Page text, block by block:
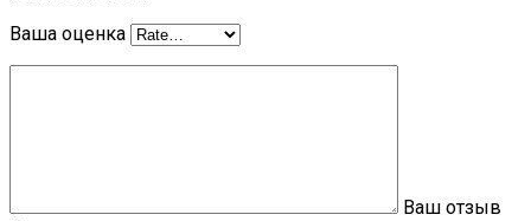
Ваша оценка
Ваш отзыв